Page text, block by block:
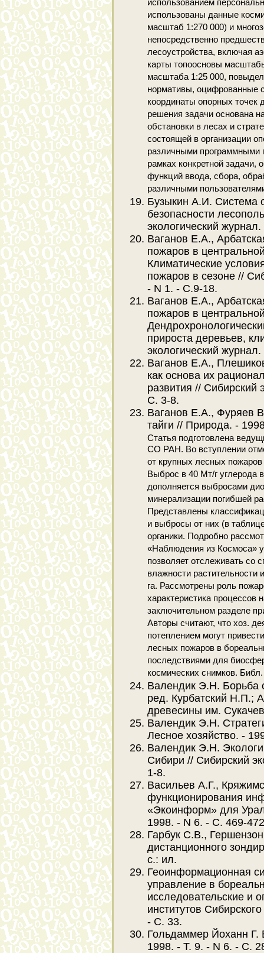
использованием
использованы данные
масштаб 1:270 000) и
непосредственно
лесоустройства, включая
карты топоосновы
масштаба 1:25 000,
нормативы, оцифрованные
координаты опорных точек
решения задачи основана
обстановки в лесах и
состоящей в организации
различными программными
рамках конкретной задачи,
функций ввода, сбора,
различными
Бузыкин А.И. Система
безопасности
экологический
Ваганов Е.А.,
пожаров в
Климатические
пожаров в сезоне //
- N 1. - С.9-18.
Ваганов Е.А.,
пожаров в
прироста деревьев,
экологический
Ваганов Е.А.,
как основа их
развития // Сибирский
С. 3-8.
Ваганов Е.А., Фуряев
тайги // Природа. -
Статья подготовлена
СО РАН. Во вступлении
от крупных лесных
Выброс в 40 Мт/г углерода
дополняется выбросами
минерализации погибшей
Представлены
и выбросы от них (в
органики. Подробно
«Наблюдения из Космоса»
позволяет отслеживать со
влажности
га. Рассмотрены роль
характеристика процессов
заключительном разделе
Авторы считают, что хоз.
потеплением могут
лесных пожаров в
последствиями для
космических снимков.
Валендик Э.Н. Борьба
ред. Курбатский Н.П.;
древесины им.
Валендик Э.Н.
Лесное хозяйство. -
Валендик Э.Н.
Сибири // Сибирский
1-8.
Васильев А.Г.,
функционирования
«Экоинформ» для
1998. - N 6. - С. 469-
Гарбук С.В.,
дистанционного
с.: ил.
Геоинформационная
управление в
исследовательские и
институтов
- С. 33.
Гольдаммер Йоханн
1998. - T. 9. - N 6. - С.